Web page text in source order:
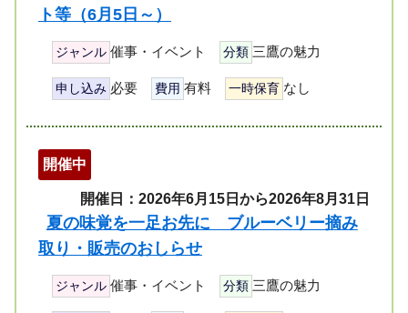
ト等（6月5日～）
ジャンル 催事・イベント 分類 三鷹の魅力
申し込み 必要 費用 有料 一時保育 なし
開催中
開催日：2026年6月15日から2026年8月31日
夏の味覚を一足お先に ブルーベリー摘み
取り・販売のおしらせ
ジャンル 催事・イベント 分類 三鷹の魅力